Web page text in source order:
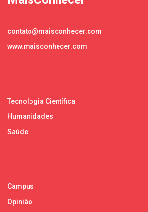
contato@maisconhecer.com
www.maisconhecer.com
Tecnologia Científica
Humanidades
Saúde
Campus
Opinião